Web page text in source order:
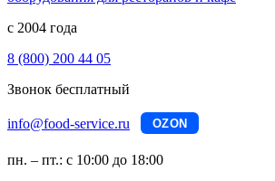
с 2004 года
8 (800) 200 44 05
Звонок бесплатный
info@food-service.ru OZON
пн. – пт.: с 10:00 до 18:00